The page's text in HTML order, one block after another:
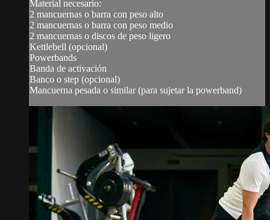
Material necesario:
2 mancuernas o barra con peso alto
2 mancuernas o barra con peso medio
2 mancuernas o discos de peso ligero
Kettlebell (opcional)
Powerbands
Banda de activación
Banco o step (opcional)
Mancuerna pesada o similar (para sujetar la powerband)